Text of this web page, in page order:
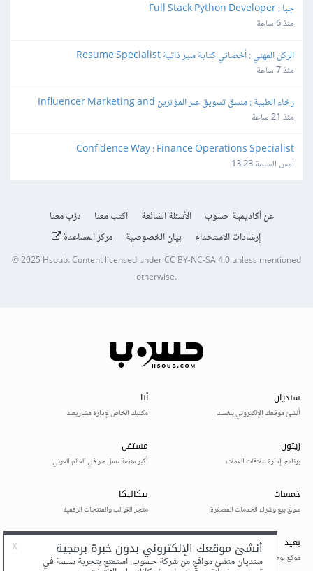
جبا : Full Stack Python Developer
منذ 6 ساعة
الركن المهني : أخصائي كتابة سير ذاتية Resume Specialist
منذ 7 ساعة
Production Coordinator
منذ 21 ساعة
Confidence Way : Finance Operations Specialist
أمس الساعة 13:23
عن أكاديمية حسوب الأسئلة الشائعة اكتب معنا
درّب معنا
إرشادات الاستخدام
بيان الخصوصية مركز المساعدة
© 2025 Hsoub.Content licensed underCC BY-NC-SA 4.0unless mentioned
otherwise.